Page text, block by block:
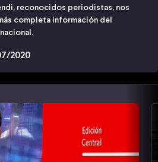
reconocidos periodistas, nos
completa información del
2020